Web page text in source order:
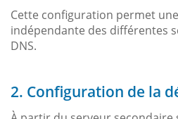
Cette configuration permet
indépendante des différentes
DNS.
2. Configuration de la